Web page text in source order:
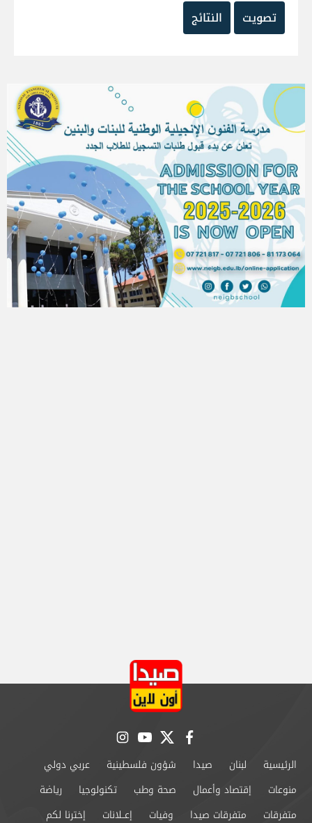
تصويت
النتائج
facebook
twitter
youtube
instagram
الرئيسية لبنان صيدا شؤون فلسطينية
عربي دولي
منوعات
إقتصاد وأعمال صحة وطب تكنولوجيا
رياضة
متفرقات
متفرقات صيدا وفيات إعــلانات إخترنا لكم